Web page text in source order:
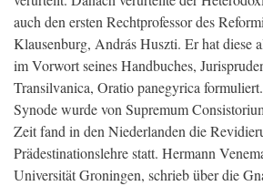
auch den ersten Rechtprofessor des
Klausenburg, András Huszti. Er hat diese
im Vorwort seines Handbuches,
Transilvanica, Oratio panegyrica
Synode wurde von Supremum
Zeit fand in den Niederlanden die
Prädestinationslehre statt. Hermann
Universität Groningen, schrieb über die